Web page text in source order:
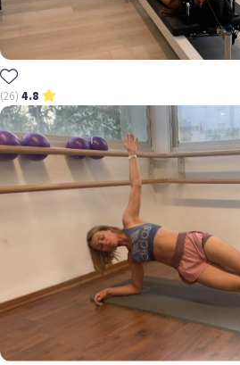
4.8
(26)